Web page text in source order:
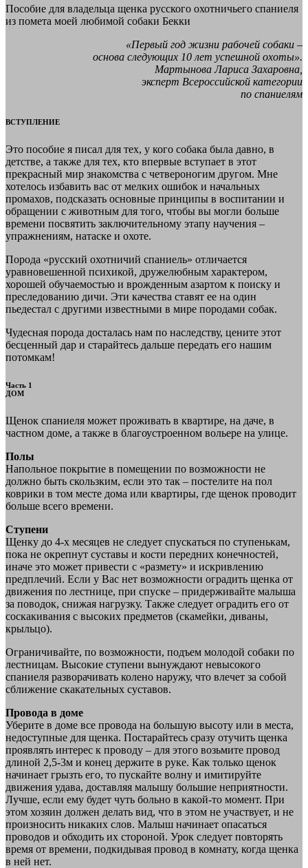
Пособие для владельца щенка русского охотничьего спаниеля
из помета моей любимой собаки Бекки
«Первый год жизни рабочей собаки –
основа следующих 10 лет успешной охоты».
Мартынова Лариса Захаровна,
эксперт Всероссийской категории
по спаниелям
ВСТУПЛЕНИЕ
Это пособие я писал для тех, у кого собака была давно, в
детстве, а также для тех, кто впервые вступает в этот
прекрасный мир знакомства с четвероногим другом. Мне
хотелось избавить вас от мелких ошибок и начальных
промахов, подсказать основные принципы в воспитании и
обращении с животным для того, чтобы вы могли больше
времени посвятить заключительному этапу научения –
упражнениям, натаске и охоте.
Порода «русский охотничий спаниель» отличается
уравновешенной психикой, дружелюбным характером,
хорошей обучаемостью и врожденным азартом к поиску и
преследованию дичи. Эти качества ставят ее на один
пьедестал с другими известными в мире породами собак.
Чудесная порода досталась нам по наследству, цените этот
бесценный дар и старайтесь дальше передать его нашим
потомкам!
Часть 1
ДОМ
Щенок спаниеля может проживать в квартире, на даче, в
частном доме, а также в благоустроенном вольере на улице.
Полы
Напольное покрытие в помещении по возможности не
должно быть скользким, если это так – постелите на пол
коврики в том месте дома или квартиры, где щенок проводит
больше всего времени.
Ступени
Щенку до 4-х месяцев не следует спускаться по ступенькам,
пока не окрепнут суставы и кости передних конечностей,
иначе это может привести с «размету» и искривлению
предплечий. Если у Вас нет возможности оградить щенка от
движения по лестнице, при спуске – придерживайте малыша
за поводок, снижая нагрузку. Также следует оградить его от
соскакивания с высоких предметов (скамейки, диваны,
крыльцо).
Ограничивайте, по возможности, подъем молодой собаки по
лестницам. Высокие ступени вынуждают невысокого
спаниеля разворачивать колено наружу, что влечет за собой
сближение скакательных суставов.
Провода в доме
Уберите в доме все провода на большую высоту или в места,
недоступные для щенка. Постарайтесь сразу отучить щенка
проявлять интерес к проводу – для этого возьмите провод
длиной 2,5-3м и конец держите в руке. Как только щенок
начинает грызть его, то пускайте волну и имитируйте
движения удава, доставляя малышу большие неприятности.
Лучше, если ему будет чуть больно в какой-то момент. При
этом хозяин должен делать вид, что в этом не участвует, и не
произносить никаких слов. Малыш начинает опасаться
проводов и обходить их стороной. Урок следует повторять
время от времени, подкидывая провод в комнату, когда щенка
в ней нет.